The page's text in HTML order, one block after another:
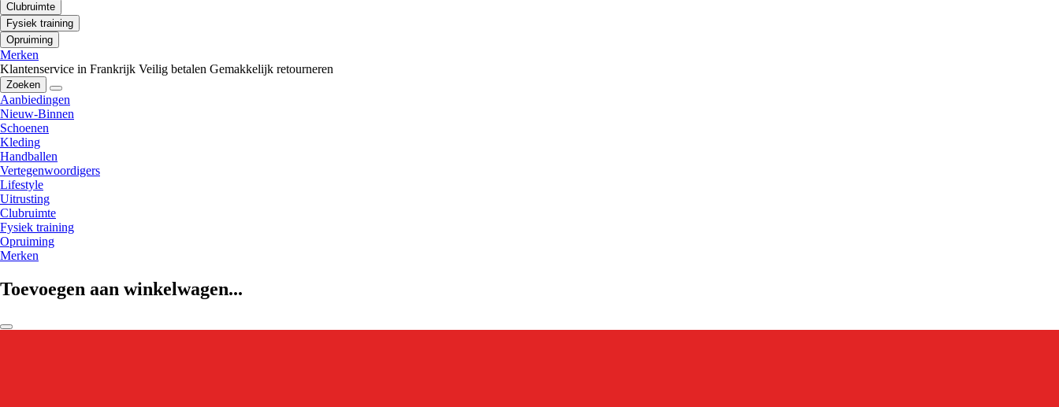
Clubruimte
Fysiek training
Opruiming
Merken
Klantenservice in Frankrijk Veilig betalen Gemakkelijk retourneren
Zoeken
Aanbiedingen
Nieuw-Binnen
Schoenen
Kleding
Handballen
Vertegenwoordigers
Lifestyle
Uitrusting
Clubruimte
Fysiek training
Opruiming
Merken
Toevoegen aan winkelwagen...